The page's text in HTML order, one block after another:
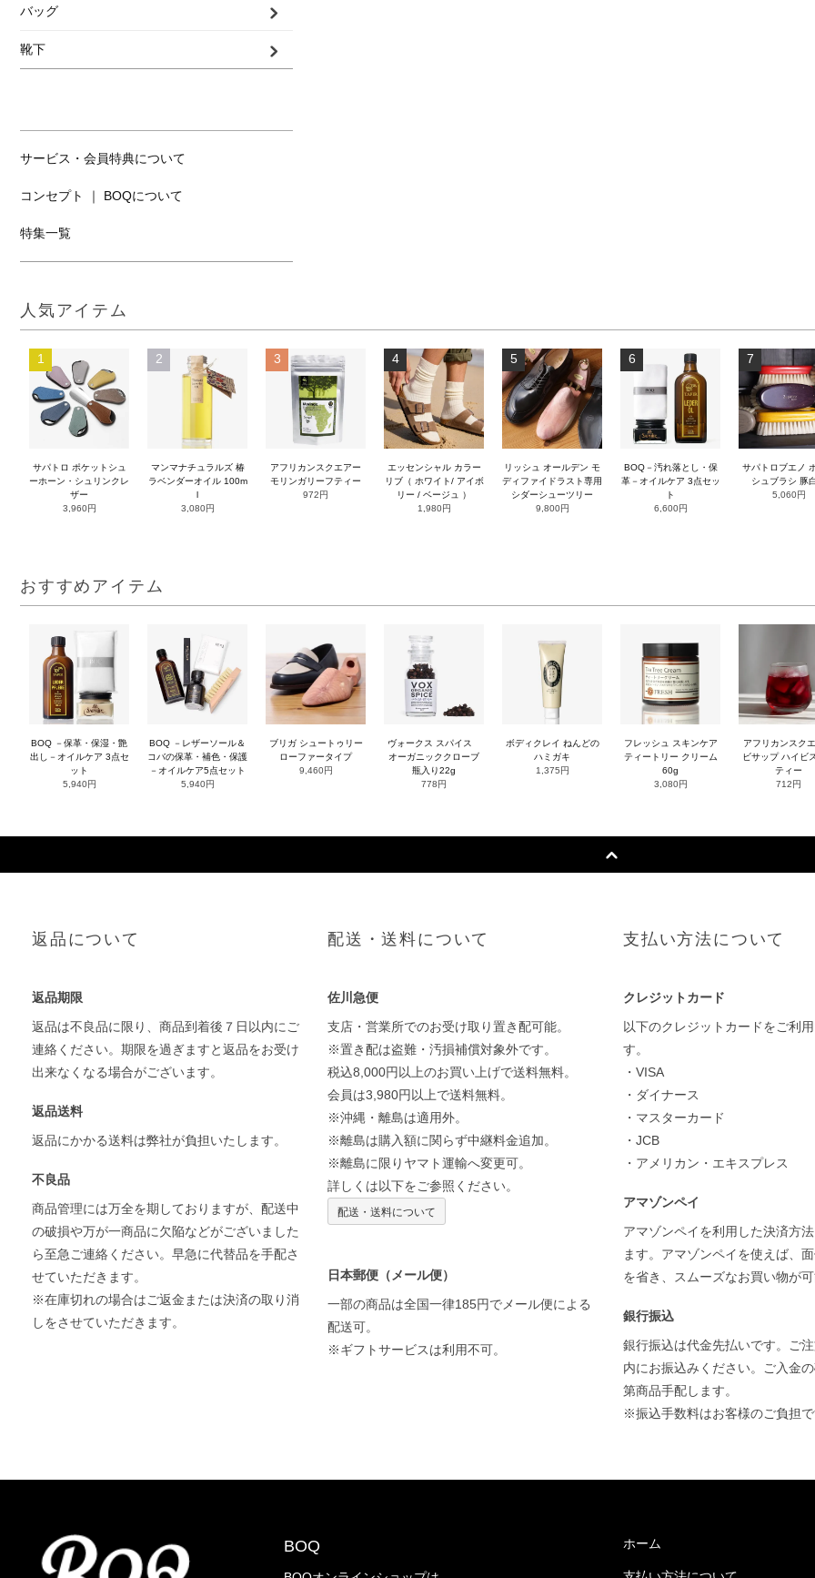
バッグ
靴下
サービス・会員特典について
コンセプト ｜ BOQについて
特集一覧
人気アイテム
1
サパトロ ポケットシュ
ーホーン・シュリンクレ
ザー
3,960円
2
マンマナチュラルズ 椿
ラベンダーオイル 100m
l
3,080円
3
アフリカンスクエアー
モリンガリーフティー
972円
4
エッセンシャル カラー
リブ（ ホワイト/ アイボ
リー / ベージュ ）
1,980円
5
リッシュ オールデン モ
ディファイドラスト専用
シダーシューツリー
9,800円
6
BOQ－汚れ落とし・保
革－オイルケア 3点セッ
ト
6,600円
7
サパトロブエノ
シュブラシ 豚
5,060円
おすすめアイテム
BOQ －保革・保湿・艶
出し－オイルケア 3点セ
ット
5,940円
BOQ －レザーソール＆
コバの保革・補色・保護
－オイルケア5点セット
5,940円
ブリガ シュートゥリー
ローファータイプ
9,460円
ヴォークス スパイス
オーガニッククローブ
瓶入り22g
778円
ボディクレイ ねんどの
ハミガキ
1,375円
フレッシュ スキンケア
ティートリー クリーム
60g
3,080円
アフリカンスク
ビサップ ハイビ
ティー
712円
返品について
返品期限
返品は不良品に限り、商品到着後７日以内にご
連絡ください。期限を過ぎますと返品をお受け
出来なくなる場合がございます。
返品送料
返品にかかる送料は弊社が負担いたします。
不良品
商品管理には万全を期しておりますが、配送中
の破損や万が一商品に欠陥などがございました
ら至急ご連絡ください。早急に代替品を手配さ
せていただきます。
※在庫切れの場合はご返金または決済の取り消
しをさせていただきます。
配送・送料について
佐川急便
支店・営業所でのお受け取り置き配可能。
※置き配は盗難・汚損補償対象外です。
税込8,000円以上のお買い上げで送料無料。
会員は3,980円以上で送料無料。
※沖縄・離島は適用外。
※離島は購入額に関らず中継料金追加。
※離島に限りヤマト運輸へ変更可。
詳しくは以下をご参照ください。
配送・送料について
日本郵便（メール便）
一部の商品は全国一律185円でメール便による
配送可。
※ギフトサービスは利用不可。
支払い方法について
クレジットカード
以下のクレジットカードをご利
す。
・VISA
・ダイナース
・マスターカード
・JCB
・アメリカン・エキスプレス
アマゾンペイ
アマゾンペイを利用した決済方
ます。アマゾンペイを使えば、
を省き、スムーズなお買い物が可
銀行振込
銀行振込は代金先払いです。ご
内にお振込みください。ご入金
第商品手配します。
※振込手数料はお客様のご負担で
BOQ ホーム